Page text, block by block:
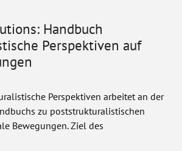
Handbuch
Perspektiven auf
Perspektiven arbeitet an der
zu poststrukturalistischen
Bewegungen. Ziel des